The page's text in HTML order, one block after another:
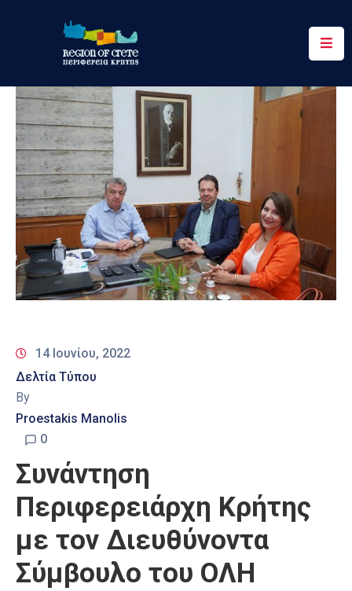
Περιφέρεια
Ενημέρωση
Έργα
&
Δράσεις
Ψηφιακές
Υπηρεσίες
Επικοινωνία
14 Ιουνίου, 2022
Δελτία Τύπου
By
Proestakis Manolis
0
Συνάντηση
Περιφερειάρχη Κρήτης
με τον Διευθύνοντα
Σύμβουλο του ΟΛΗ